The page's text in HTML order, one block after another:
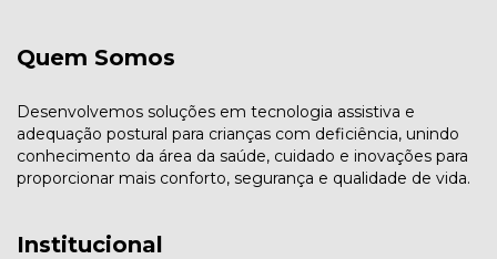
Quem Somos
Desenvolvemos soluções em tecnologia assistiva e
adequação postural para crianças com deficiência, unindo
conhecimento da área da saúde, cuidado e inovações para
proporcionar mais conforto, segurança e qualidade de vida.
Institucional